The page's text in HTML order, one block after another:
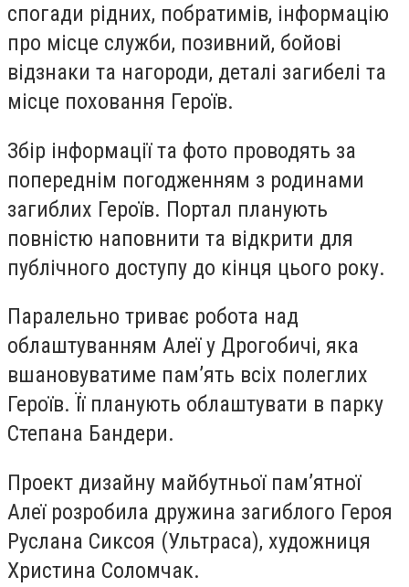
спогади рідних, побратимів, інформацію
про місце служби, позивний, бойові
відзнаки та нагороди, деталі загибелі та
місце поховання Героїв.
Збір інформації та фото проводять за
попереднім погодженням з родинами
загиблих Героїв. Портал планують
повністю наповнити та відкрити для
публічного доступу до кінця цього року.
Паралельно триває робота над
облаштуванням Алеї у Дрогобичі, яка
вшановуватиме пам’ять всіх полеглих
Героїв. Її планують облаштувати в парку
Степана Бандери.
Проект дизайну майбутньої пам’ятної
Алеї розробила дружина загиблого Героя
Руслана Сиксоя (Ультраса), художниця
Христина Соломчак.